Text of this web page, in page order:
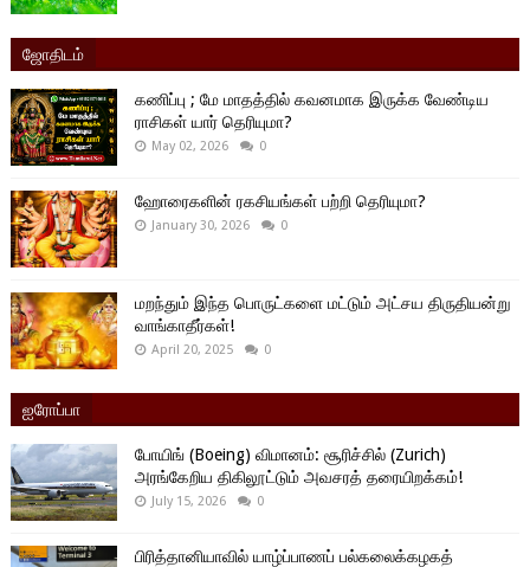
ஜோதிடம்
கணிப்பு ; மே மாதத்தில் கவனமாக இருக்க வேண்டிய
ராசிகள் யார் தெரியுமா?
May 02, 2026 0
ஹோரைகளின் ரகசியங்கள் பற்றி தெரியுமா?
January 30, 2026 0
மறந்தும் இந்த பொருட்களை மட்டும் அட்சய திருதியன்று
வாங்காதீர்கள்!
April 20, 2025 0
ஐரோப்பா
போயிங் (Boeing) விமானம்: சூரிச்சில் (Zurich)
அரங்கேறிய திகிலூட்டும் அவசரத் தரையிறக்கம்!
July 15, 2026 0
பிரித்தானியாவில் யாழ்ப்பாணப் பல்கலைக்கழகத்